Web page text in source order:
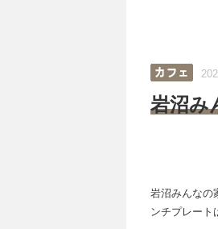
岩沼み
岩沼みんなの
ンチプレート